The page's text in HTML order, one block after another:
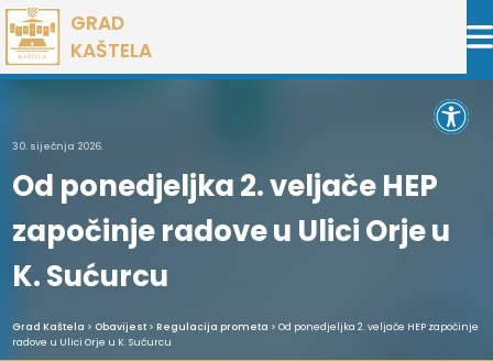
Preskoči
na
sadržaj
GRAD
KAŠTELA
30. siječnja 2026.
Od ponedjeljka 2. veljače HEP
započinje radove u Ulici Orje u
K. Sućurcu
Grad Kaštela > Obavijest> Regulacija prometa > Od ponedjeljka 2. veljače HEP započinje
radove u Ulici Orje u K. Sućurcu